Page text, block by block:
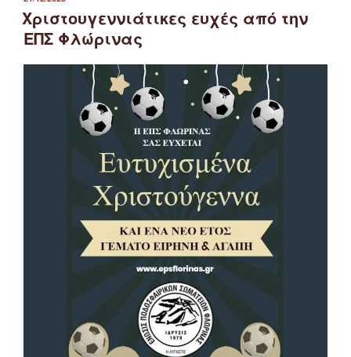
ΣΤΙΣ
Χριστουγεννιάτικες ευχές από την
ΕΠΣ Φλώρινας